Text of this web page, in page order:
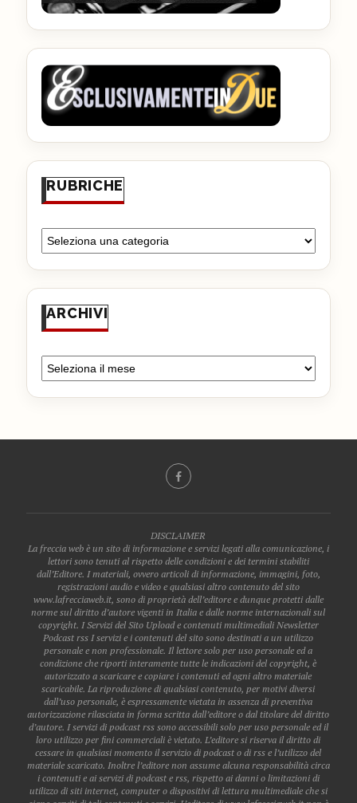
RUBRICHE
ARCHIVI
DISCLAIMER
La freccia web è un sito di informazione e servizi legati alla comunicazione, i
lettori sono tenuti al rispetto delle condizioni e dei termini stabiliti
dall’Editore. I materiali, ovvero articoli di informazione, immagini, foto,
registrazioni audio e video e qualsiasi altro contenuto del sito
www.lafrecciaweb.it, sono di proprietà dell’editore e dunque protetti dalle
norme sul diritto d’autore vigenti in Italia e dalle norme internazionali sul
copyright. I Servizi del Sito Upload e contenuti multimediali Newsletter
Podcast rss I servizi e i contenuti del sito sono destinati a un utilizzo
personale e non professionale. Il lettore solo per uso personale ed a
condizione che riporti interamente tutte le indicazioni del copyright, è
autorizzato a scaricare e copiare i contenuti ed ogni altro materiale
scaricabile. La riproduzione di qualsiasi contenuto, per motivi diversi
dall’uso personale, è espressamente vietata in assenza di preventiva
autorizzazione rilasciata in forma scritta dall’editore o dal titolare del diritto
d’autore. I servizi di podcast rss sono accessibili solo per uso personale ed il
loro utilizzo per fini commerciali è vietato. L’editore si riserva il diritto di
cessare in qualsiasi momento il servizio di podcast o di rss e l’utilizzo del
materiale scaricato. Inoltre l’editore non assume alcuna responsabilità circa
i contenuti e ai servizi di podcast e rss, rispetto ai danni o limitazioni di
utilizzo di siti internet, computer o dispositivi di lettura multimediale che si